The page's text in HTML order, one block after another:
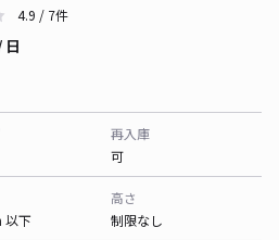
4.9 / 7件
日
再入庫
可
以下
高さ
制限なし